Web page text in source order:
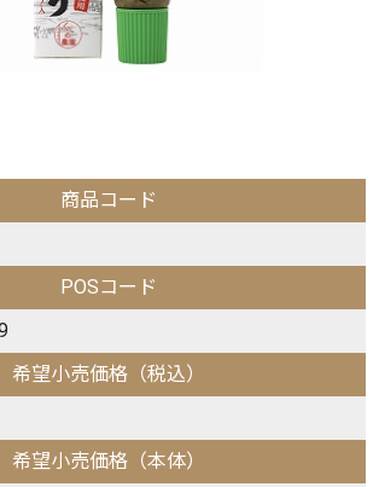
商品コード
POSコード
希望小売価格（税込）
希望小売価格（本体）